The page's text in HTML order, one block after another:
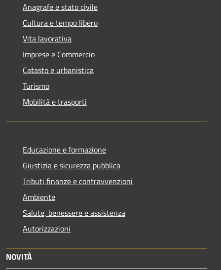
Anagrafe e stato civile
Cultura e tempo libero
Vita lavorativa
Imprese e Commercio
Catasto e urbanistica
Turismo
Mobilità e trasporti
Educazione e formazione
Giustizia e sicurezza pubblica
Tributi,finanze e contravvenzioni
Ambiente
Salute, benessere e assistenza
Autorizzazioni
NOVITÀ